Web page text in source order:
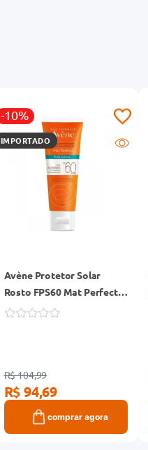
-10%
IMPORTADO
Avène Protetor Solar
Rosto FPS60 Mat Perfect
Fluido Antiacne 40g
R$ 104,99
R$ 94,69
comprar agora